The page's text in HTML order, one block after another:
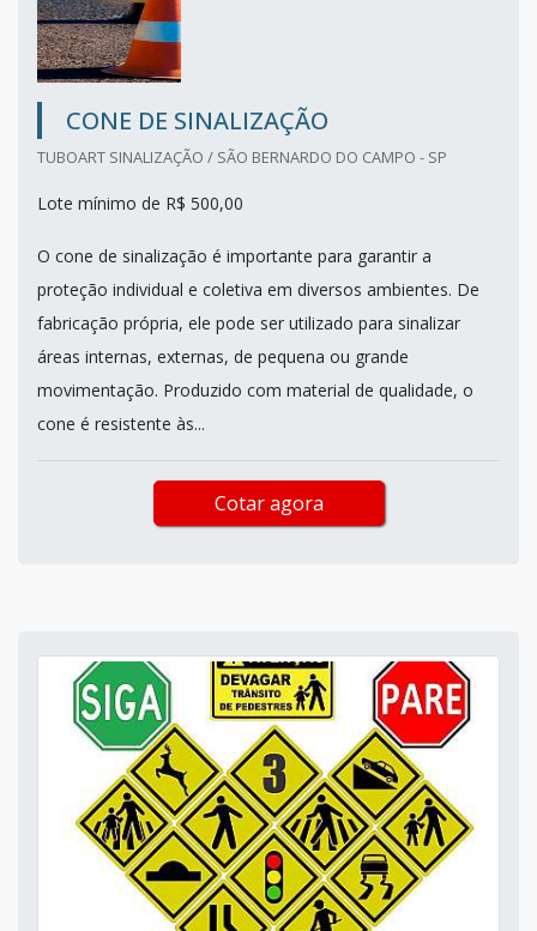
CONE DE SINALIZAÇÃO
TUBOART SINALIZAÇÃO / SÃO BERNARDO DO CAMPO - SP
Lote mínimo de R$ 500,00
O cone de sinalização é importante para garantir a
proteção individual e coletiva em diversos ambientes. De
fabricação própria, ele pode ser utilizado para sinalizar
áreas internas, externas, de pequena ou grande
movimentação. Produzido com material de qualidade, o
cone é resistente às...
Cotar agora